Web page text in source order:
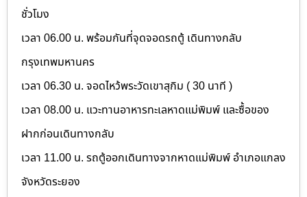
ชั่วโมง
เวลา 06.00 น. พร้อมกันที่จุดจอดรถตู้ เดินทางกลับ
กรุงเทพมหานคร
เวลา 06.30 น. จอดไหว้พระวัดเขาสุกิม ( 30 นาที )
เวลา 08.00 น. แวะทานอาหารทะเลหาดแม่พิมพ์ และซื้อของ
ฝากก่อนเดินทางกลับ
เวลา 11.00 น. รถตู้ออกเดินทางจากหาดแม่พิมพ์ อำเภอแกลง
จังหวัดระยอง